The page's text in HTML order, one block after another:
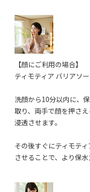
【顔にご利用の場合】
ティモティア バリアソ
洗顔から10分以内に、
取り、両手で顔を押さ
浸透させます。
その後すぐにティモテ
させることで、より保